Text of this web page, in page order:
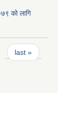
को लागि
last »